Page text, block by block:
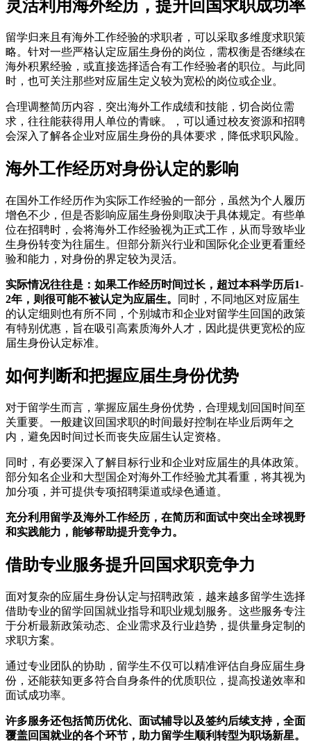
灵活利用海外经历，提升回国求职成功率
留学归来且有海外工作经验的求职者，可以采取多维度求职策
略。针对一些严格认定应届生身份的岗位，需权衡是否继续在
海外积累经验，或直接选择适合有工作经验者的职位。与此同
时，也可关注那些对应届生定义较为宽松的岗位或企业。
合理调整简历内容，突出海外工作成绩和技能，切合岗位需
求，往往能获得用人单位的青睐。，可以通过校友资源和招聘
会深入了解各企业对应届生身份的具体要求，降低求职风险。
海外工作经历对身份认定的影响
在国外工作经历作为实际工作经验的一部分，虽然为个人履历
增色不少，但是否影响应届生身份则取决于具体规定。有些单
位在招聘时，会将海外工作经验视为正式工作，从而导致毕业
生身份转变为往届生。但部分新兴行业和国际化企业更看重经
验和能力，对身份的界定较为灵活。
实际情况往往是：如果工作经历时间过长，超过本科学历后1-
2年，则很可能不被认定为应届生。
同时，不同地区对应届生
的认定细则也有所不同，个别城市和企业对留学生回国的政策
有特别优惠，旨在吸引高素质海外人才，因此提供更宽松的应
届生身份认定标准。
如何判断和把握应届生身份优势
对于留学生而言，掌握应届生身份优势，合理规划回国时间至
关重要。一般建议回国求职的时间最好控制在毕业后两年之
内，避免因时间过长而丧失应届生认定资格。
同时，有必要深入了解目标行业和企业对应届生的具体政策。
部分知名企业和大型国企对海外工作经验尤其看重，将其视为
加分项，并可提供专项招聘渠道或绿色通道。
充分利用留学及海外工作经历，在简历和面试中突出全球视野
和实践能力，能够帮助提升竞争力。
借助专业服务提升回国求职竞争力
面对复杂的应届生身份认定与招聘政策，越来越多留学生选择
借助专业的留学回国就业指导和职业规划服务。这些服务专注
于分析最新政策动态、企业需求及行业趋势，提供量身定制的
求职方案。
通过专业团队的协助，留学生不仅可以精准评估自身应届生身
份，还能获知更多符合自身条件的优质职位，提高投递效率和
面试成功率。
许多服务还包括简历优化、面试辅导以及签约后续支持，全面
覆盖回国就业的各个环节，助力留学生顺利转型为职场新星。